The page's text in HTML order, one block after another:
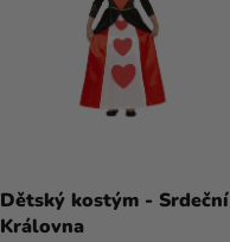
Dětský kostým - Srdeční
Královna